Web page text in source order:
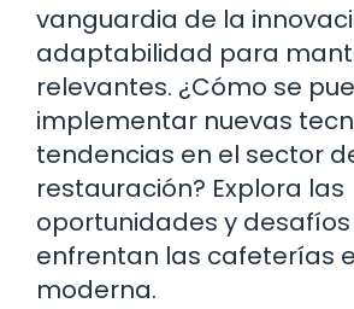
vanguardia de la
adaptabilidad para
relevantes. ¿Cómo se
implementar nuevas
tendencias en el sector
restauración? Explora las
oportunidades y
enfrentan las cafeterías
moderna.